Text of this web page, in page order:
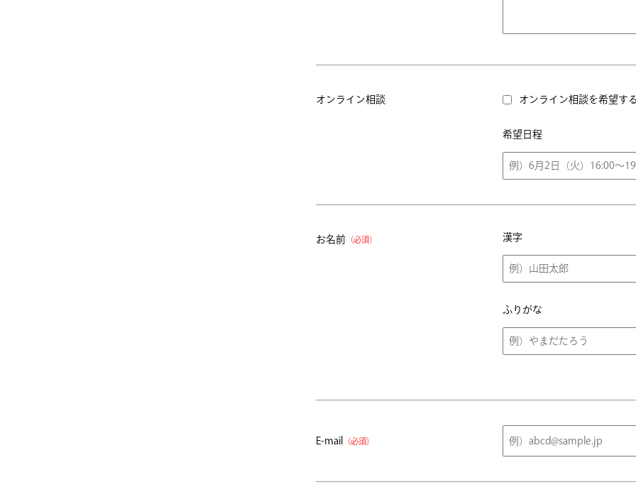
オンライン相談 オンライン相談を希望す
希望日程
お名前（必須） 漢字
ふりがな
E-mail （必須）